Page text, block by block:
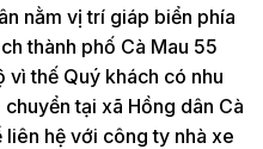
nằm vị trí giáp biển phía
thành phố Cà Mau 55
thế Quý khách có nhu
tại xã Hồng dân Cà
hệ với công ty nhà xe